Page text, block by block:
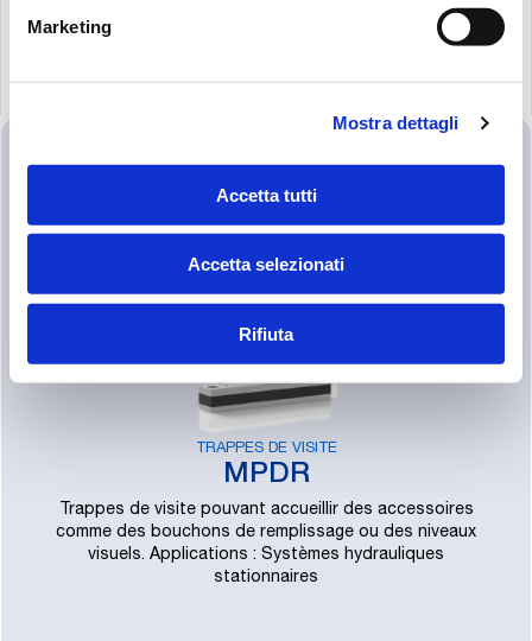
Marketing
Mostra dettagli
Accetta tutti
Accetta selezionati
Rifiuta
TRAPPES DE VISITE
MPDR
Trappes de visite pouvant accueillir des accessoires
comme des bouchons de remplissage ou des niveaux
visuels. Applications : Systèmes hydrauliques
stationnaires